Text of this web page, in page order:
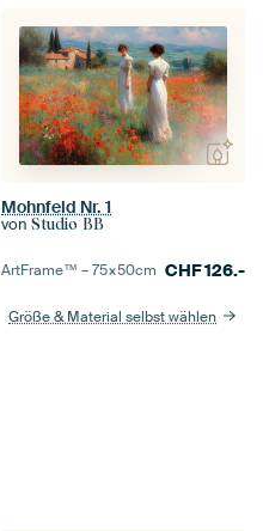
Mohnfeld Nr. 1
von Studio BB
ArtFrame™ –75×50cm CHF126.-
Größe & Material selbst wählen